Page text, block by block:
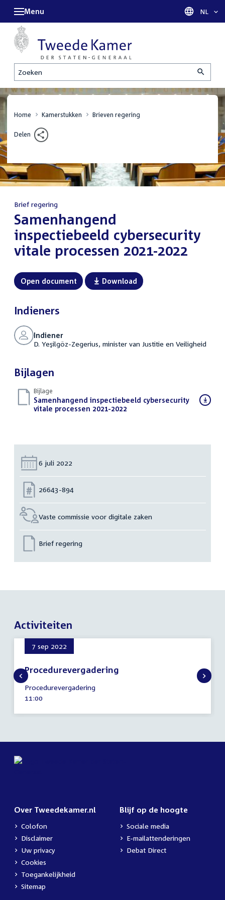
Zoeken
Menu Taal
NL
Home Kamerstukken Brieven regering
Delen
Brief regering
:Samenhangend
inspectiebeeld cybersecurity
vitale processen 2021-2022
Open document Download
Indieners
Indiener
D. Yeşilgöz-Zegerius, minister van Justitie en Veiligheid
Bijlagen
Bijlage
Download
bestand:
Samenhangend inspectiebeeld cybersecurity
vitale processen 2021-2022
Datum:
6 juli 2022
Nummer:
26643-894
Vaste commissie voor digitale zaken
Brief regering
Activiteiten
7 sep 2022
Procedurevergadering
7
september
2022
Procedurevergadering
Tijd
11:00
Over Tweedekamer.nl
Colofon
Disclaimer
Uw privacy
Cookies
Toegankelijkheid
Sitemap
Blijf op de hoogte
Sociale media
E-mailattenderingen
Debat Direct